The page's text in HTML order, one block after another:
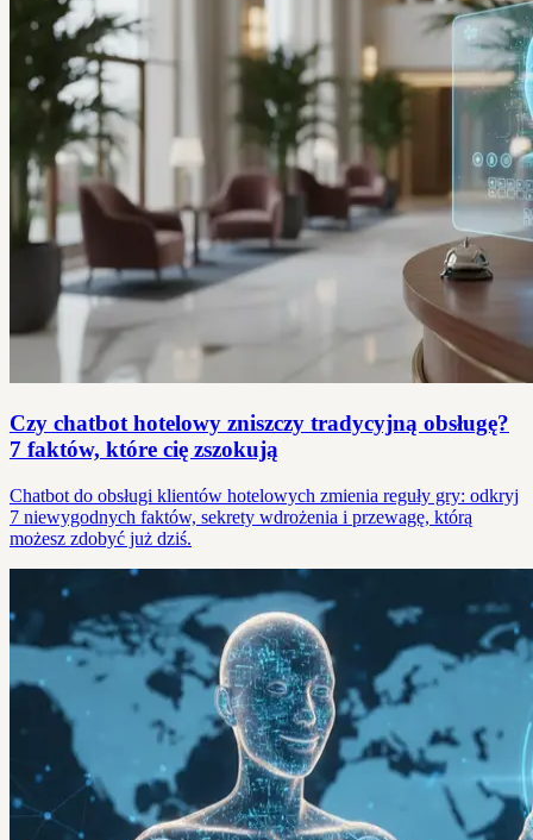
Czy chatbot hotelowy zniszczy tradycyjną obsługę?
7 faktów, które cię zszokują
Chatbot do obsługi klientów hotelowych zmienia reguły gry: odkryj
7 niewygodnych faktów, sekrety wdrożenia i przewagę, którą
możesz zdobyć już dziś.